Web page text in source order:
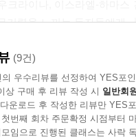
기력을 느끼는 독자들에게
후 제3국으로 향한 북한군 포
광장』의 이명준
가 내릴 때, 그는 브라질에
(9건)
의 우수리뷰를 선정하여 YES포
상 구매 후 리뷰 작성 시 일반회
운로드 후 작성한 리뷰만 YES
번째 회차 주문확정 시점부터
임으로 진행된 클래스는 사락